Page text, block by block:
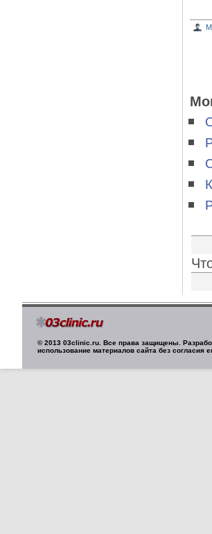
© 2013 03clinic.ru. Все права защищены.
использование материалов сайта без согласия